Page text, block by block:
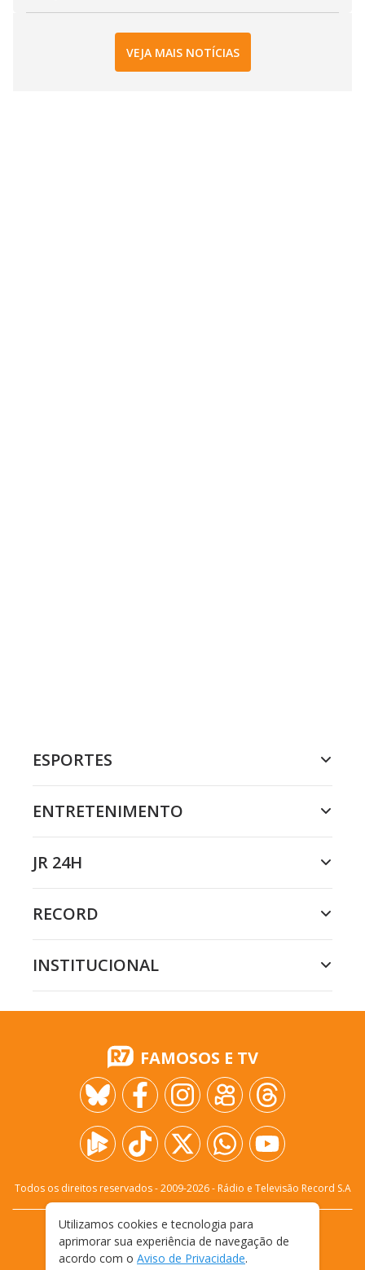
VEJA MAIS NOTÍCIAS
ESPORTES
ENTRETENIMENTO
JR 24H
RECORD
INSTITUCIONAL
FAMOSOS E TV
Todos os direitos reservados - 2009-2026- Rádio e Televisão Record S.A
FALE CONOSCO
PRIVACIDADE
TERMOS E CONDIÇÕES DE USO
Utilizamos cookies e tecnologia para
aprimorar sua experiência de navegação de
acordo com o Aviso de Privacidade.